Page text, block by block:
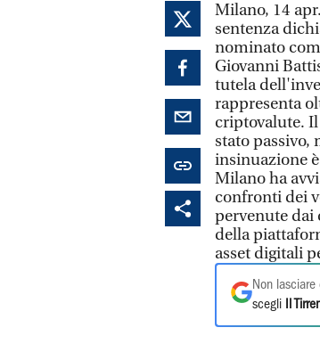
Milano, 14
sentenza
nominato
Giovanni
tutela
rappresenta
criptovalute.
stato passivo,
insinuazione
Milano ha
confronti dei
pervenute
della
asset digitali
Non
scegli
Il